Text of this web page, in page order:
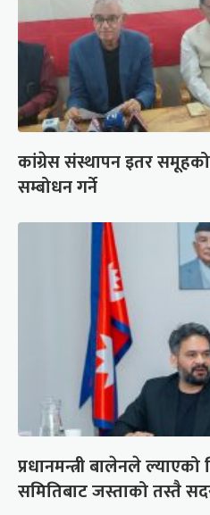
कांग्रेस संस्थापन इतर समूहको
सम्बोधन गर्ने
प्रधानमन्त्री बालेनले
समितिबाट जस्ताको तस्तै